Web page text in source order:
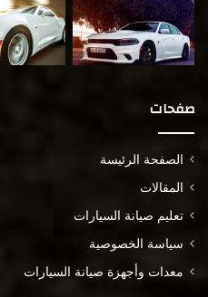
صفحات
الصفحة الرئيسة
المقالات
تعليم صيانة السيارات
سياسة الخصوصية
معدات وأجهزة صيانة السيارات